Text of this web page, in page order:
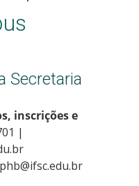
Secretaria
inscrições e
|